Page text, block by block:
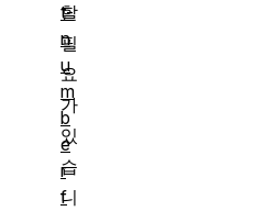
할
필
요
가
있
습
니
t-
n
u
m
b
e
r
f